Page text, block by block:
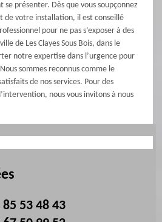
présenter. Dès que vous soupçonnez
de votre installation, il est conseillé
pour ne pas s’exposer à des
de Les Clayes Sous Bois, dans le
notre expertise dans l’urgence pour
sommes reconnus comme le
de nos services. Pour des
nous vous invitons à nous
85 53 48 43